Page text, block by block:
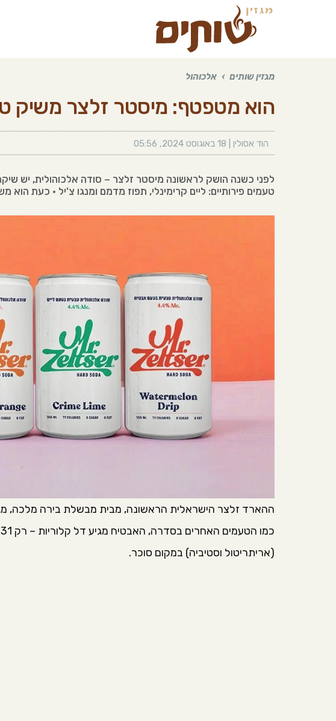
מגזין שותים › אלכוהול
הוא מטפטף: מיסטר זלצר משיק
הוד אסולין 18 באוגוסט 2024 ,
05:56
לפני כשנה הושק לראשונה מיסטר זלצר – סודה אלכוהולית, יש
טעמים פירותיים: ליים קרימינלי, תפוז מדמם ומנגו צ'יל • כעת
ההארד זלצר הישראלית הראשונה, מבית מבשלת בירה מלכה,
(אריתריטול וסטיביה) במקום סוכר.